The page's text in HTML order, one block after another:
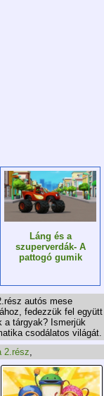
Láng és a
szuperverdák- A
pattogó gumik
autós mese
fedezzük fel együtt
a tárgyak? Ismerjük
csodálatos világát.
2.rész,